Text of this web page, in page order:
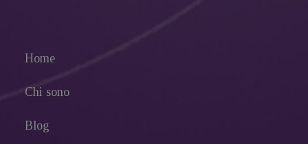
Home
Chi sono
Blog